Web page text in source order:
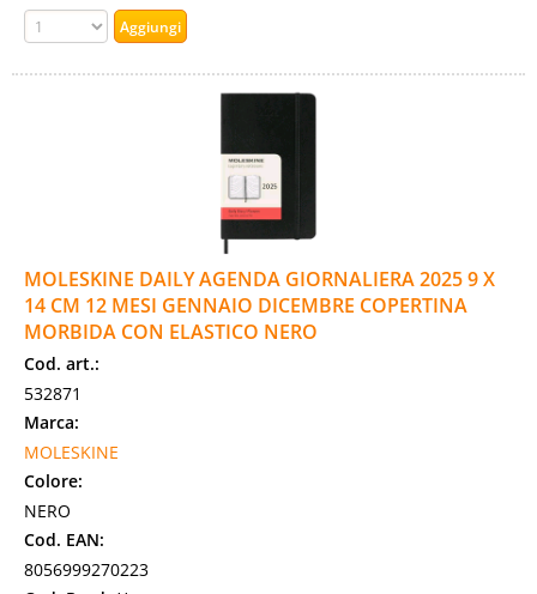
MOLESKINE DAILY AGENDA GIORNALIERA 2025 9 X
14 CM 12 MESI GENNAIO DICEMBRE COPERTINA
MORBIDA CON ELASTICO NERO
Cod. art.:
532871
Marca:
MOLESKINE
Colore:
NERO
Cod. EAN:
8056999270223